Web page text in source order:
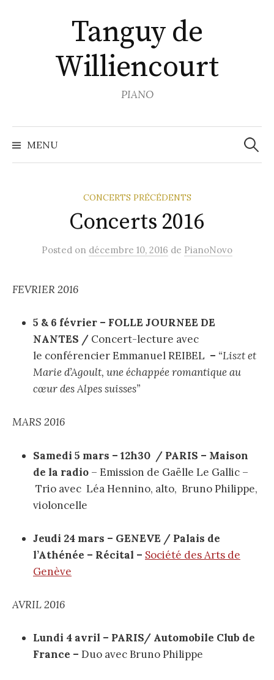
Tanguy de
Williencourt
PIANO
MENU
CONCERTS PRÉCÉDENTS
Concerts 2016
Posted on décembre 10, 2016 de PianoNovo
FEVRIER 2016
5 & 6 février – FOLLE JOURNEE DE
NANTES / Concert-lecture avec
le conférencier Emmanuel REIBEL – “Liszt et
Marie d’Agoult, une échappée romantique au
cœur des Alpes suisses”
MARS 2016
Samedi 5 mars – 12h30 / PARIS – Maison
de la radio – Emission de Gaëlle Le Gallic –
Trio avec Léa Hennino, alto, Bruno Philippe,
violoncelle
Jeudi 24 mars – GENEVE / Palais de
l’Athénée – Récital – Société des Arts de
Genève
AVRIL 2016
Lundi 4 avril – PARIS/ Automobile Club de
France – Duo avec Bruno Philippe